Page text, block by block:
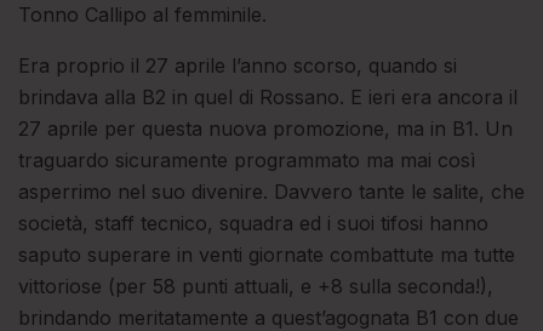
Tonno Callipo al femminile.
Era proprio il 27 aprile l’anno scorso, quando si
brindava alla B2 in quel di Rossano. E ieri era ancora il
27 aprile per questa nuova promozione, ma in B1. Un
traguardo sicuramente programmato ma mai così
asperrimo nel suo divenire. Davvero tante le salite, che
società, staff tecnico, squadra ed i suoi tifosi hanno
saputo superare in venti giornate combattute ma tutte
vittoriose (per 58 punti attuali, e +8 sulla seconda!),
brindando meritatamente a quest’agognata B1 con due